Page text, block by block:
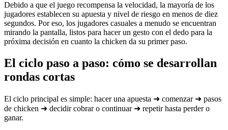
Debido a que el juego recompensa la velocidad, la mayoría de los
jugadores establecen su apuesta y nivel de riesgo en menos de diez
segundos. Por eso, los jugadores casuales a menudo se encuentran
mirando la pantalla, listos para hacer un gesto con el dedo para la
próxima decisión en cuanto la chicken da su primer paso.
El ciclo paso a paso: cómo se desarrollan
rondas cortas
El ciclo principal es simple: hacer una apuesta ➜ comenzar ➜ pasos
de chicken ➜ decidir cobrar o continuar ➜ repetir hasta perder o
ganar.